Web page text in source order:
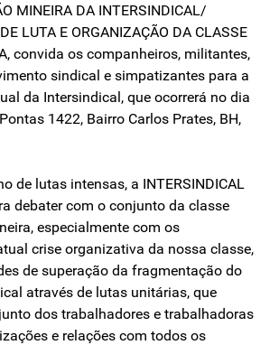
MINEIRA DA INTERSINDICAL/
LUTA E ORGANIZAÇÃO DA CLASSE
convida os companheiros, militantes,
sindical e simpatizantes para a
da Intersindical, que ocorrerá no dia
1422, Bairro Carlos Prates, BH,
de lutas intensas, a INTERSINDICAL
debater com o conjunto da classe
especialmente com os
crise organizativa da nossa classe,
de superação da fragmentação do
através de lutas unitárias, que
dos trabalhadores e trabalhadoras
e relações com todos os